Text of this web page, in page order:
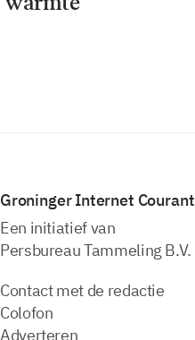
Groninger Internet Courant
Een initiatief van
Persbureau Tammeling B.V.
Contact met de redactie
Colofon
Adverteren